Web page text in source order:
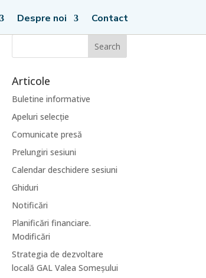
Despre noi Contact
Articole
Buletine informative
Apeluri selecție
Comunicate presă
Prelungiri sesiuni
Calendar deschidere sesiuni
Ghiduri
Notificări
Planificări financiare.
Modificări
Strategia de dezvoltare
locală GAL Valea Someșului